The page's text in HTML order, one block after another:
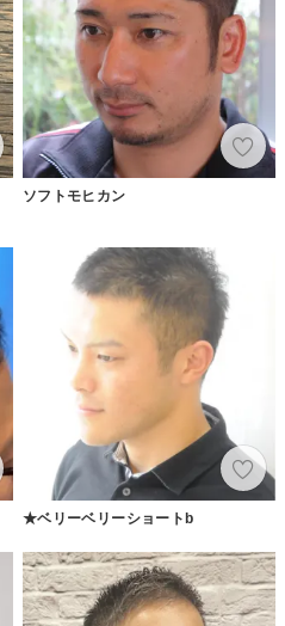
ソフトモヒカン
★ベリーベリーショートb